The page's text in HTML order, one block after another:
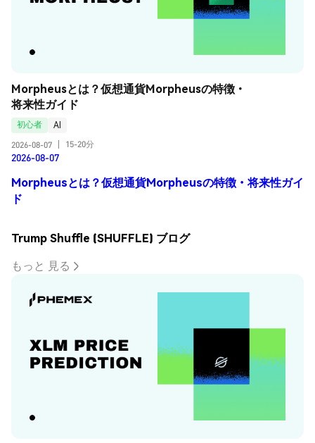
Morpheusとは？仮想通貨Morpheusの特徴・
将来性ガイド
初心者
AI
2026-08-07
15-20分
2026-08-07
Morpheusとは？仮想通貨Morpheusの特徴・将来性ガイ
ド
Trump Shuffle (SHUFFLE) ブログ
もっと 見る